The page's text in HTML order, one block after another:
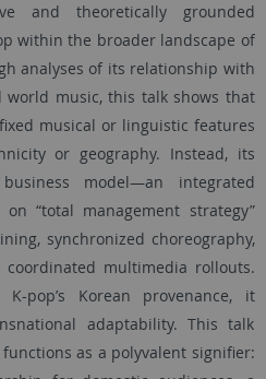
and theoretically grounded
within the broader landscape of
analyses of its relationship with
world music, this talk shows that
musical or linguistic features
or geography. Instead, its
model—an integrated
on “total management strategy”
synchronized choreography,
multimedia rollouts.
pop’s Korean provenance, it
adaptability. This talk
as a polyvalent signifier: